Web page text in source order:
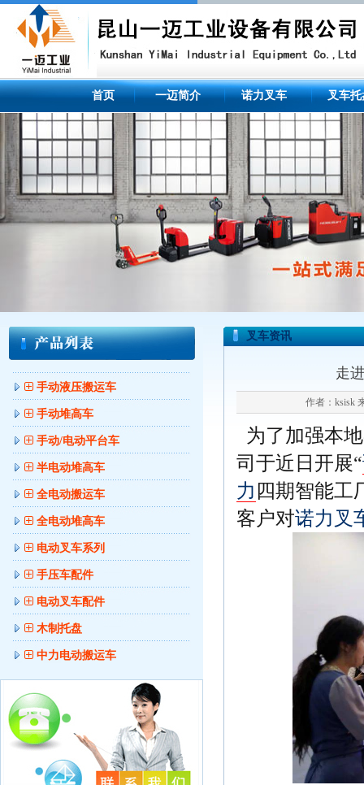
首页 一迈简介 诺力叉车 叉车托
手动液压搬运车
手动堆高车
手动/电动平台车
半电动堆高车
全电动搬运车
全电动堆高车
电动叉车系列
手压车配件
电动叉车配件
木制托盘
中力电动搬运车
叉车资讯
走
作者：ksisk
为了加强本
司于近日开展“
力 四期智能工
客户对诺力叉